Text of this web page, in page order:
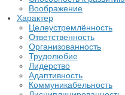
Воображение
Характер
Целеустремлённость
Ответственность
Организованность
Трудолюбие
Лидерство
Адаптивность
Коммуникабельность